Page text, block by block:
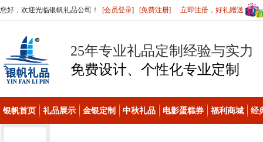
您好，欢迎光临银帆礼品公司！ [会员登录] [免费注册] 立即注册，好礼赠送
25年专业礼品定制经验与实力
免费设计、个性化专业定制
银帆首页 礼品展示 金银定制 中秋礼品 电影蛋糕券 福利商城 经